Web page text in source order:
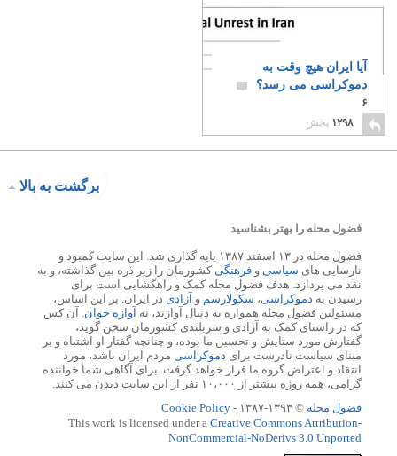
آیا ایران هیچ وقت به
دموکراسی می رسد؟
۶
۱۲۹۸ پخش
برگشت به بالا
فضول محله را بهتر بشناسید
فضول محله در ۱۳ اسفند ۱۳۸۷ پایه گذاری شد. این سایت کمبود و
نارسایی های سیاسی و فرهنگی کشورمان را زیر ذره بین گذاشته، و به
نقد می پردازد. هدف فضول محله کمک و راهگشایی است برای
رسیدن به دموکراسی، سکولارسم و آزادی در ایران. بر این اساس،
مسئولین فضول محله همواره به دنبال آوازند، نه آوازه خوان . آن کس
که در راستای کمک به آزادی و سربلندی کشورمان سخن گوید،
گفتارش مورد ستایش و تحسین ما بوده، و چنانچه گفتار او اشتباه و بر
مبنای سیاست نادرست برای دموکراسی مردم ایران باشد، مورد
انتقاد و اعتراض گروه ما قرار خواهد گرفت. برای آگاهی شما خواننده
گرامی، همه روزه بیشتر از ۱۰،۰۰۰ نفر از این سایت دیدن می کنند.
فضول محله © ۱۳۹۳-۱۳۸۷ -
Cookie Policy
This work is licensed under a Creative Commons Attribution-
NonCommercial-NoDerivs 3.0 Unported